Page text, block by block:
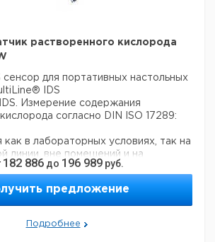
растворенного кислорода
сенсор для портативных настольных
IDS
Измерение содержания
согласно DIN ISO 17289:
как в лабораторных условиях, так на
линии, вне помещений и на
Низкие
расходы (t99 <60 с). Без
для предотвращения
Мембрана со смарт-чипом
182 886 до 196 989 руб.
предложение
Подробнее